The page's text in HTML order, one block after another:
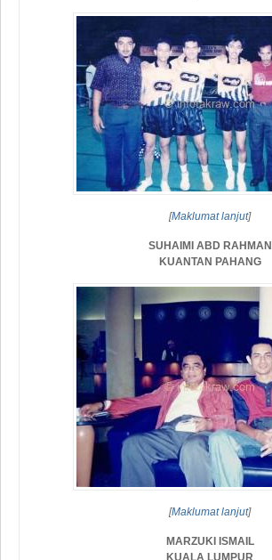
[Maklumat lanjut]
SUHAIMI ABD RAHMAN
KUANTAN PAHANG
[Maklumat lanjut]
MARZUKI ISMAIL
KUALA LUMPUR